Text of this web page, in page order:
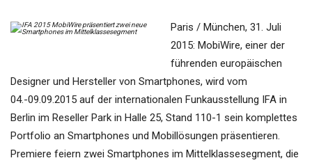
Paris / München, 31. Juli
2015: MobiWire, einer der
führenden europäischen
Designer und Hersteller von Smartphones, wird vom
04.-09.09.2015 auf der internationalen Funkausstellung IFA in
Berlin im Reseller Park in Halle 25, Stand 110-1 sein komplettes
Portfolio an Smartphones und Mobillösungen präsentieren.
Premiere feiern zwei Smartphones im Mittelklassesegment, die